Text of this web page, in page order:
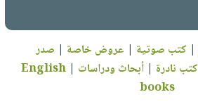
| كتب صوتية | عروض خاصة | صدر
كتب نادرة |أبحاث ودراسات |
English
books